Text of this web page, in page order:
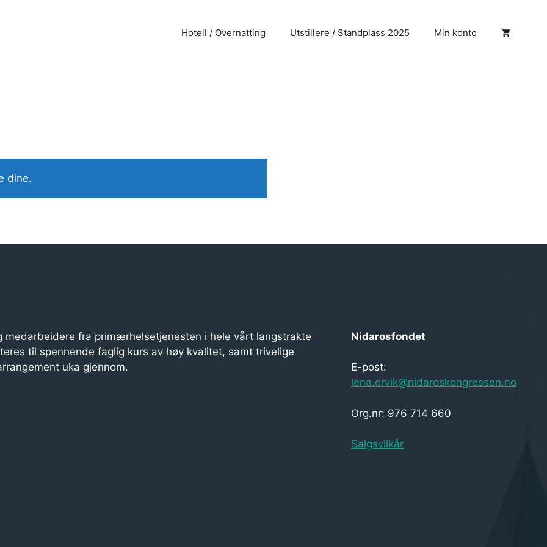
Hotell / Overnatting Utstillere / Standplass 2025 Min konto
dine.
medarbeidere fra primærhelsetjenesten i hele vårt langstrakte
til spennende faglig kurs av høy kvalitet, samt trivelige
uka gjennom.
Nidarosfondet
E-post:
lena.ervik@nidaroskongressen.no
Org.nr: 976 714 660
Salgsvilkår